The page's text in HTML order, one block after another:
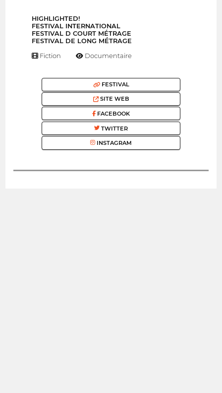
HIGHLIGHTED!
FESTIVAL INTERNATIONAL
FESTIVAL D COURT MÉTRAGE
FESTIVAL DE LONG MÉTRAGE
Fiction Documentaire
FESTIVAL
SITE WEB
FACEBOOK
TWITTER
INSTAGRAM